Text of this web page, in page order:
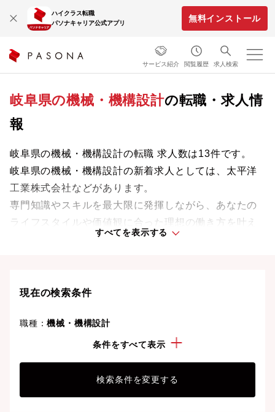
ハイクラス転職
パソナキャリア公式アプリ
無料インストール
サービス紹介 閲覧履歴 求人検索
岐阜県の機械・機構設計の転職・求人情
報
岐阜県の機械・機構設計の転職 求人数は13件です。
岐阜県の機械・機構設計の新着求人としては、太平洋
工業株式会社などがあります。
専門知識やスキルを最大限に発揮しながら、あなたの
ライフスタイルや価値観に合った理想の働き方を叶え
ましょう。想定年収が高い順に検索結果を並べ替える
すべてを表示する
現在の検索条件
職種：機械・機構設計
条件をすべて表示
検索条件を変更する